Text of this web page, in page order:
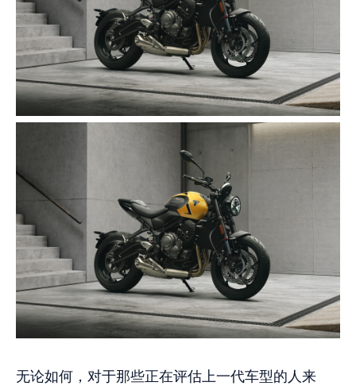
无论如何，对于那些正在评估上一代车型的人来